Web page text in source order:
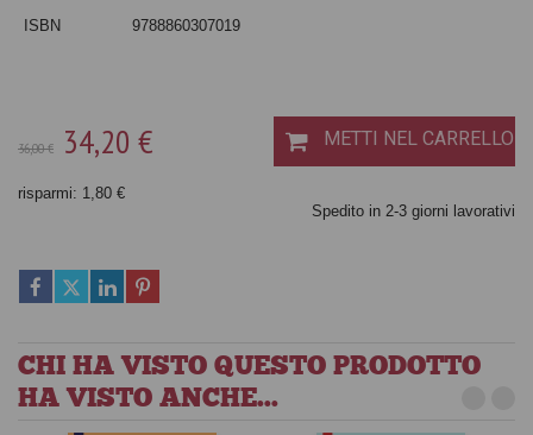
ISBN 9788860307019
36,00 € 34,20 € METTI NEL CARRELLO
risparmi: 1,80 €
Spedito in 2-3 giorni lavorativi
CHI HA VISTO QUESTO PRODOTTO
HA VISTO ANCHE...